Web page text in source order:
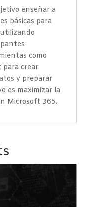
enseñar a
básicas para
como
para crear
y preparar
es maximizar la
Microsoft 365.